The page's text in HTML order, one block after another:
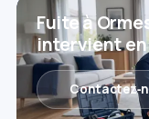
Fuite à
intervient